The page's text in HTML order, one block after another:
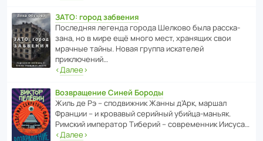
ЗАТО: город забвения
После­дняя легенда города Шелково была расска­
зана, но в мире ещё много мест, хранящих свои
мрачные тайны. Новая группа иска­телей
приключений…
‹Далее›
Возвращение Синей Бороды
Жиль де Рэ – спод­ви­жник Жанны д’Арк, маршал
Франции – и кровавый серийный убийца-маньяк.
Римский импе­ратор Тиберий – совре­менник Иисуса…
‹Далее›